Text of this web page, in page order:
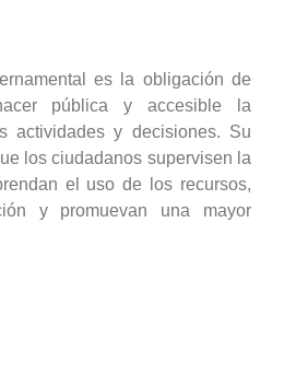
es la obligación de
pública y accesible la
actividades y decisiones. Su
los ciudadanos supervisen la
el uso de los recursos,
y promuevan una mayor